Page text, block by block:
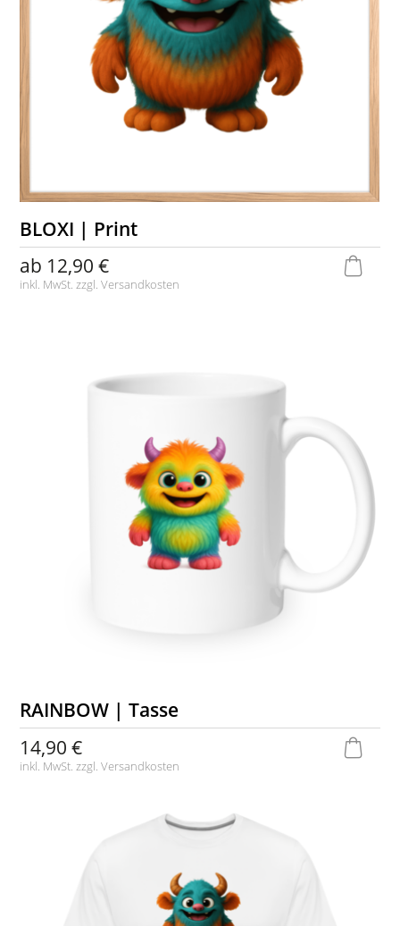
BLOXI | Print
ab 12,90 €
inkl. MwSt. zzgl.Versandkosten
RAINBOW | Tasse
14,90 €
inkl. MwSt. zzgl.Versandkosten